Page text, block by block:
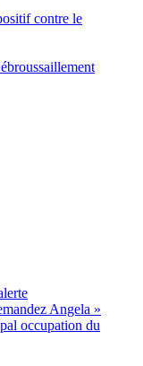
contre le
Angela »
occupation du